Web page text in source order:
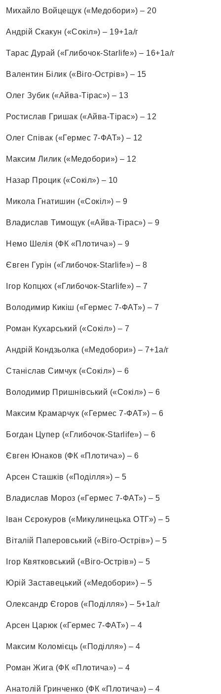
Михайло Войцещук («Медобори») – 20
Андрій Скакун («Сокіл») – 19+1а/г
Тарас Дурай («Глибочок-Starlife») – 16+1а/г
Валентин Білик («Віго-Острів») – 15
Олег Зубик («Айва-Тірас») – 13
Ростислав Гришак («Айва-Тірас») – 12
Олег Співак («Гермес 7-ФАТ») – 12
Максим Лилик («Медобори») – 12
Назар Процик («Сокіл») – 10
Микола Гнатишин («Сокіл») – 9
Владислав Тимощук («Айва-Тірас») – 9
Немо Шелія (ФК «Плотича») – 9
Євген Гурін («Глибочок-Starlife») – 8
Ігор Копцюх («Глибочок-Starlife») – 7
Володимир Кикіш («Гермес 7-ФАТ») – 7
Роман Кухарський («Сокіл») – 7
Андрій Кондзьолка («Медобори») – 7+1а/г
Станіслав Симчук («Сокіл») – 6
Володимир Пришнівський («Сокіл») – 6
Максим Крамарчук («Гермес 7-ФАТ») – 6
Богдан Цупер («Глибочок-Starlife») – 6
Євген Юнаков (ФК «Плотича») – 6
Арсен Сташків («Поділля») – 5
Владислав Мороз («Гермес 7-ФАТ») – 5
Іван Сєрокуров («Микулинецька ОТГ») – 5
Віталій Паперовський («Віго-Острів») – 5
Ігор Квятковський («Віго-Острів») – 5
Юрій Заставецький («Медобори») – 5
Олександр Єгоров («Поділля») – 5+1а/г
Арсен Царюк («Гермес 7-ФАТ») – 4
Максим Коломієць («Поділля») – 4
Роман Жига (ФК «Плотича») – 4
Анатолій Гринченко (ФК «Плотича») – 4